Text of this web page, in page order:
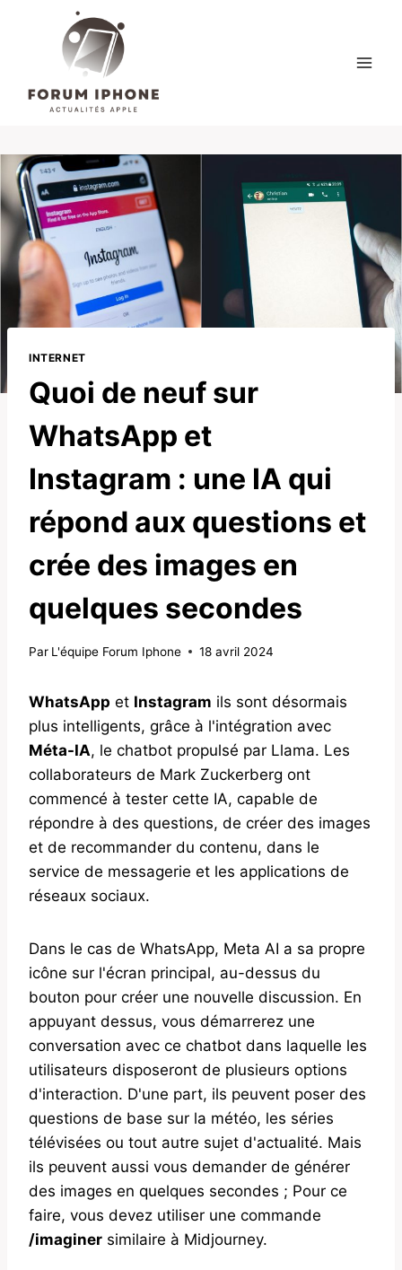
INTERNET
Quoi de neuf sur
WhatsApp et
Instagram : une IA qui
répond aux questions et
crée des images en
quelques secondes
Par L'équipe Forum Iphone 18 avril 2024
WhatsApp et Instagram ils sont désormais
plus intelligents, grâce à l'intégration avec
Méta-IA, le chatbot propulsé par Llama. Les
collaborateurs de Mark Zuckerberg ont
commencé à tester cette IA, capable de
répondre à des questions, de créer des images
et de recommander du contenu, dans le
service de messagerie et les applications de
réseaux sociaux.
Dans le cas de WhatsApp, Meta AI a sa propre
icône sur l'écran principal, au-dessus du
bouton pour créer une nouvelle discussion. En
appuyant dessus, vous démarrerez une
conversation avec ce chatbot dans laquelle les
utilisateurs disposeront de plusieurs options
d'interaction. D'une part, ils peuvent poser des
questions de base sur la météo, les séries
télévisées ou tout autre sujet d'actualité. Mais
ils peuvent aussi vous demander de générer
des images en quelques secondes ; Pour ce
faire, vous devez utiliser une commande
/imaginer similaire à Midjourney.